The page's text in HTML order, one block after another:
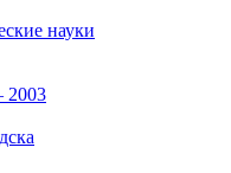
науки
2003